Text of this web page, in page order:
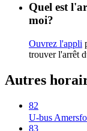
Quel est
moi?
Ouvrez l'appli
trouver l'arrêt
Autres
82
U-bus
83